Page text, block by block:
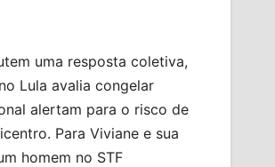
uma resposta coletiva,
Lula avalia congelar
alertam para o risco de
Para Viviane e sua
homem no STF